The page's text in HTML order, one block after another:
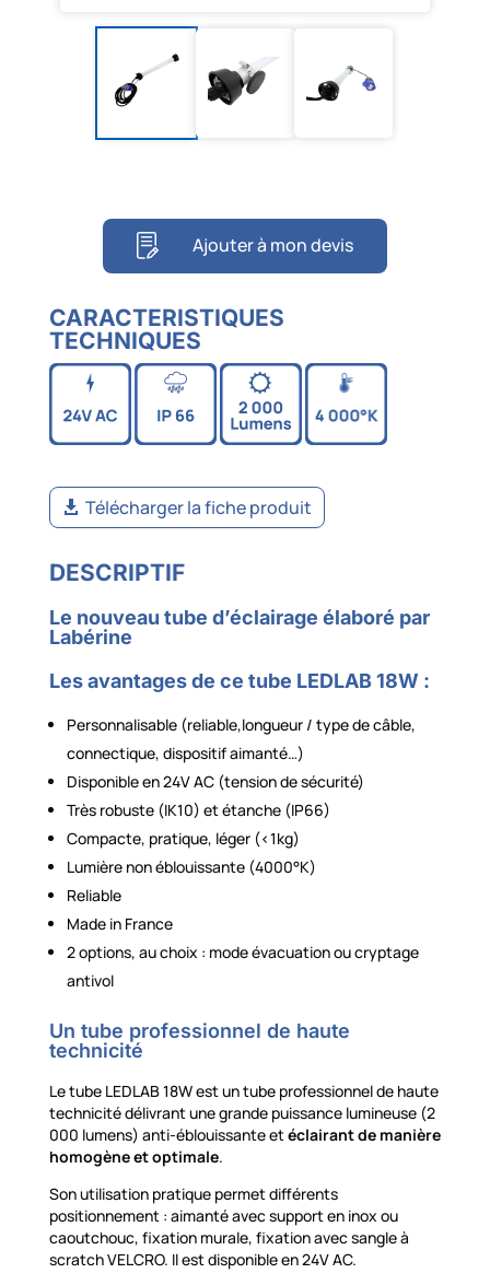
Ajouter à mon devis
CARACTERISTIQUES
TECHNIQUES
Télécharger la fiche produit
DESCRIPTIF
Le nouveau tube d’éclairage élaboré par
Labérine
Les avantages de ce tube LEDLAB 18W :
Personnalisable (reliable,longueur / type de câble,
connectique, dispositif aimanté…)
Disponible en 24V AC (tension de sécurité)
Très robuste (IK10) et étanche (IP66)
Compacte, pratique, léger (<1kg)
Lumière non éblouissante (4000°K)
Reliable
Made in France
2 options, au choix : mode évacuation ou cryptage
antivol
Un tube professionnel de haute
technicité
Le tube LEDLAB 18W est un tube professionnel de haute
technicité délivrant une grande puissance lumineuse (2
000 lumens) anti-éblouissante etéclairant de manière
homogène et optimale.
Son utilisation pratique permet différents
positionnement : aimanté avec support en inox ou
caoutchouc, fixation murale, fixation avec sangle à
scratch VELCRO. Il est disponible en 24V AC.